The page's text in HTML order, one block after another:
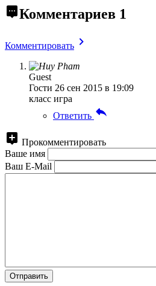
Комментариев 1
Комментировать
Guest
Гости 26 сен 2015 в 19:09
класс игра
Ответить
Прокомментировать
Ваше имя
Ваш E-Mail
Отправить